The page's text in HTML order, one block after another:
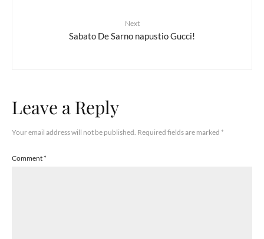
Next
Sabato De Sarno napustio Gucci!
Leave a Reply
Your email address will not be published. Required fields are marked *
Comment*